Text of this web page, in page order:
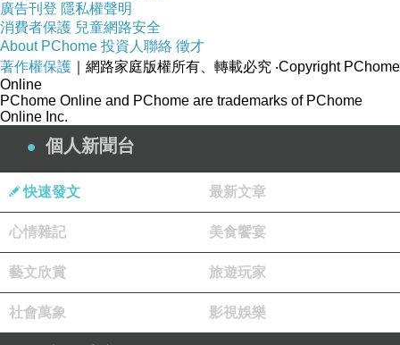
廣告刊登 隱私權聲明
消費者保護 兒童網路安全
About PChome 投資人聯絡 徵才
著作權保護 ｜網路家庭版權所有、轉載必究 ‧Copyright PChome
Online
PChome Online and PChome are trademarks of PChome
Online Inc.
個人新聞台
快速發文 最新文章
心情雜記 美食饗宴
藝文欣賞 旅遊玩家
社會萬象 影視娛樂